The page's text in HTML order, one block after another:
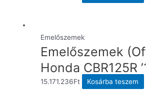
Emelőszemek
Emelőszemek
Honda CBR125R
15.171.236Ft Kosárba teszem